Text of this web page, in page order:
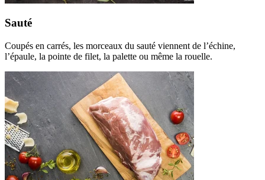
Sauté
Coupés en carrés, les morceaux du sauté viennent de l’échine,
l’épaule, la pointe de filet, la palette ou même la rouelle.